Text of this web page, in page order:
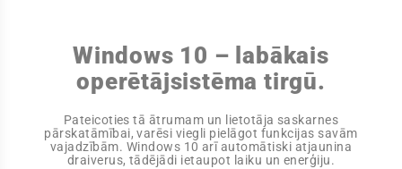
Windows 10 – labākais
operētājsistēma tirgū.
Pateicoties tā ātrumam un lietotāja saskarnes
pārskatāmībai, varēsi viegli pielāgot funkcijas savām
vajadzībām. Windows 10 arī automātiski atjaunina
draiverus, tādējādi ietaupot laiku un enerģiju.